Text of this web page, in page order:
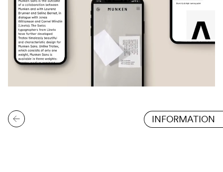
INFORMATION